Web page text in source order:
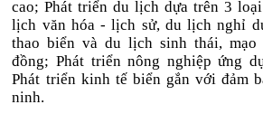
cao; Phát triển du lịch dựa trên 3
lịch văn hóa - lịch sử, du lịch nghỉ
thao biển và du lịch sinh thái, mạo
đồng; Phát triển nông nghiệp ứng
Phát triển kinh tế biển gắn với đảm
ninh.